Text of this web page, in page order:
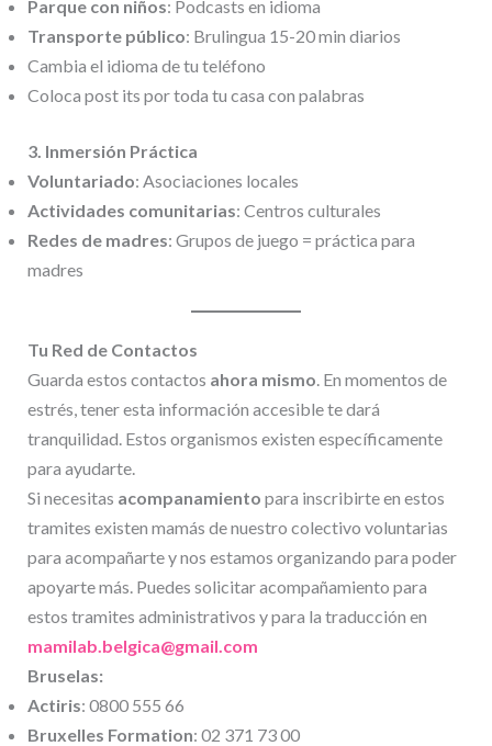
Parque con niños: Podcasts en idioma
Transporte público: Brulingua 15-20 min diarios
Cambia el idioma de tu teléfono
Coloca post its por toda tu casa con palabras
3. Inmersión Práctica
Voluntariado: Asociaciones locales
Actividades comunitarias: Centros culturales
Redes de madres: Grupos de juego = práctica para
madres
Tu Red de Contactos
Guarda estos contactos ahora mismo. En momentos de
estrés, tener esta información accesible te dará
tranquilidad. Estos organismos existen específicamente
para ayudarte.
Si necesitas acompanamiento para inscribirte en estos
tramites existen mamás de nuestro colectivo voluntarias
para acompañarte y nos estamos organizando para poder
apoyarte más. Puedes solicitar acompañamiento para
estos tramites administrativos y para la traducción en
mamilab.belgica@gmail.com
Bruselas:
Actiris: 0800 555 66
Bruxelles Formation: 02 371 73 00